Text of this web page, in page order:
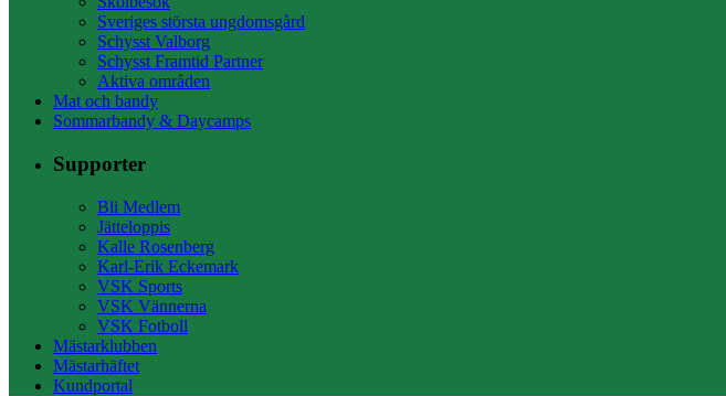
Sveriges största ungdomsgård
Schysst Valborg
Schysst Framtid Partner
Aktiva områden
Mat och bandy
Sommarbandy & Daycamps
Supporter
Bli Medlem
Jätteloppis
Kalle Rosenberg
Karl-Erik Eckemark
VSK Sports
VSK Vännerna
VSK Fotboll
Mästarklubben
Mästarhäftet
Kundportal